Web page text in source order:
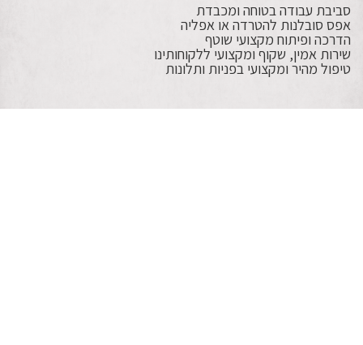
סביבת עבודה בטוחה ומכבדת
אפס סובלנות להטרדה או אפליה
הדרכה ופיתוח מקצועי שוטף
שירות אמין, שקוף ומקצועי ללקוחותינו
טיפול מהיר ומקצועי בפניות ותלונות